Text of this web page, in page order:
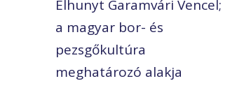
Elhunyt Garamvári Vencel;
a magyar bor- és
pezsgőkultúra
meghatározó alakja